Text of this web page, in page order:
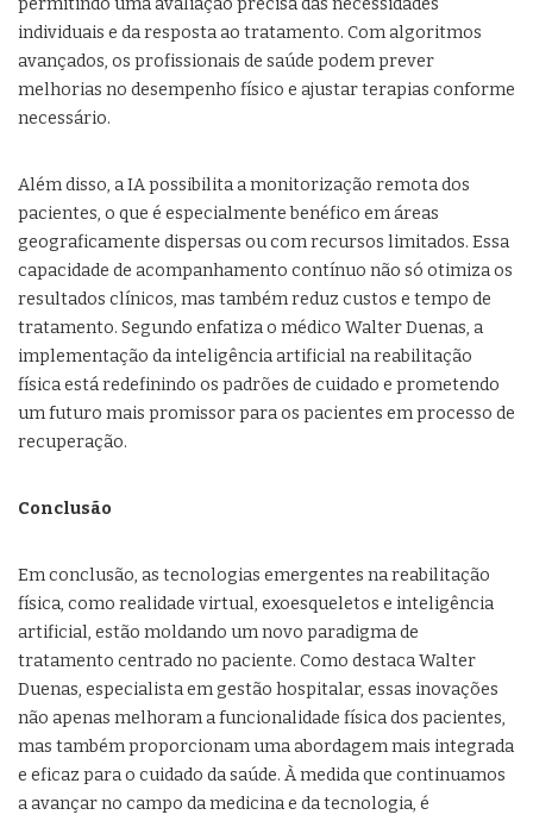
permitindo uma avaliação precisa das necessidades
individuais e da resposta ao tratamento. Com algoritmos
avançados, os profissionais de saúde podem prever
melhorias no desempenho físico e ajustar terapias conforme
necessário.
Além disso, a IA possibilita a monitorização remota dos
pacientes, o que é especialmente benéfico em áreas
geograficamente dispersas ou com recursos limitados. Essa
capacidade de acompanhamento contínuo não só otimiza os
resultados clínicos, mas também reduz custos e tempo de
tratamento. Segundo enfatiza o médico Walter Duenas, a
implementação da inteligência artificial na reabilitação
física está redefinindo os padrões de cuidado e prometendo
um futuro mais promissor para os pacientes em processo de
recuperação.
Conclusão
Em conclusão, as tecnologias emergentes na reabilitação
física, como realidade virtual, exoesqueletos e inteligência
artificial, estão moldando um novo paradigma de
tratamento centrado no paciente. Como destaca Walter
Duenas, especialista em gestão hospitalar, essas inovações
não apenas melhoram a funcionalidade física dos pacientes,
mas também proporcionam uma abordagem mais integrada
e eficaz para o cuidado da saúde. À medida que continuamos
a avançar no campo da medicina e da tecnologia, é